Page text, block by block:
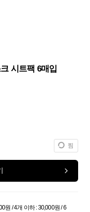
시트팩 6매입
찜
원 / 4개 이하 : 30,000원 / 6